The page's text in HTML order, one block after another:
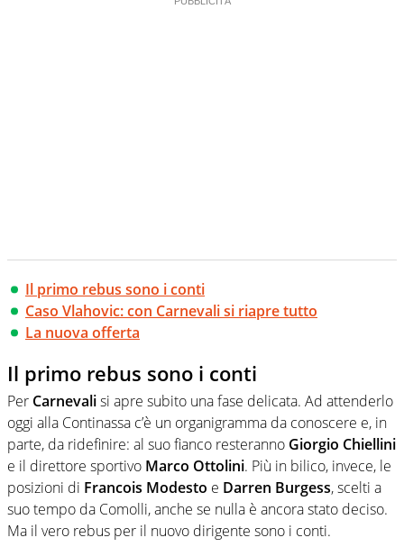
Il primo rebus sono i conti
Caso Vlahovic: con Carnevali si riapre tutto
La nuova offerta
Il primo rebus sono i conti
Per Carnevalisi apre subito una fase delicata. Ad attenderlo
oggi alla Continassa c’è un organigramma da conoscere e, in
parte, da ridefinire: al suo fianco resteranno Giorgio Chiellini
e il direttore sportivo Marco Ottolini. Più in bilico, invece, le
posizioni di Francois Modesto e Darren Burgess, scelti a
suo tempo da Comolli, anche se nulla è ancora stato deciso.
Ma il vero rebus per il nuovo dirigente sono i conti.